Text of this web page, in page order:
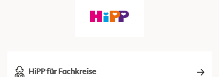
HiPP für Fachkreise